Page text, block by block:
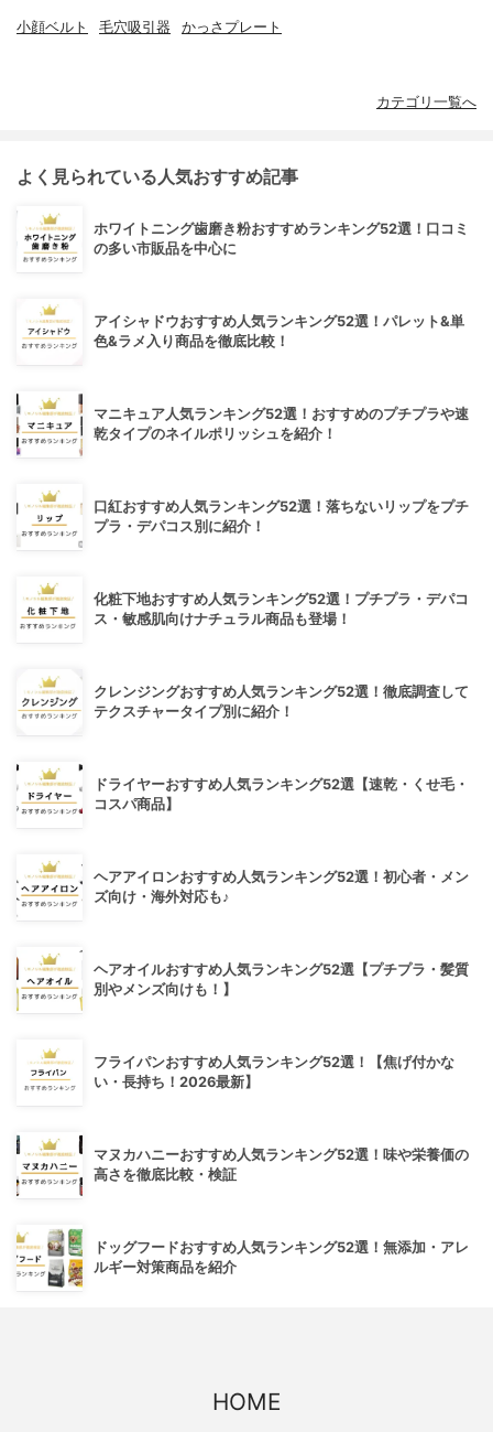
小顔ベルト 毛穴吸引器 かっさプレート
カテゴリ一覧へ
よく見られている人気おすすめ記事
ホワイトニング歯磨き粉おすすめランキング52選！口コミ
の多い市販品を中心に
アイシャドウおすすめ人気ランキング52選！パレット&単
色&ラメ入り商品を徹底比較！
マニキュア人気ランキング52選！おすすめのプチプラや速
乾タイプのネイルポリッシュを紹介！
口紅おすすめ人気ランキング52選！落ちないリップをプチ
プラ・デパコス別に紹介！
化粧下地おすすめ人気ランキング52選！プチプラ・デパコ
ス・敏感肌向けナチュラル商品も登場！
クレンジングおすすめ人気ランキング52選！徹底調査して
テクスチャータイプ別に紹介！
ドライヤーおすすめ人気ランキング52選【速乾・くせ毛・
コスパ商品】
ヘアアイロンおすすめ人気ランキング52選！初心者・メン
ズ向け・海外対応も♪
ヘアオイルおすすめ人気ランキング52選【プチプラ・髪質
別やメンズ向けも！】
フライパンおすすめ人気ランキング52選！【焦げ付かな
い・長持ち！2026最新】
マヌカハニーおすすめ人気ランキング52選！味や栄養価の
高さを徹底比較・検証
ドッグフードおすすめ人気ランキング52選！無添加・アレ
ルギー対策商品を紹介
HOME